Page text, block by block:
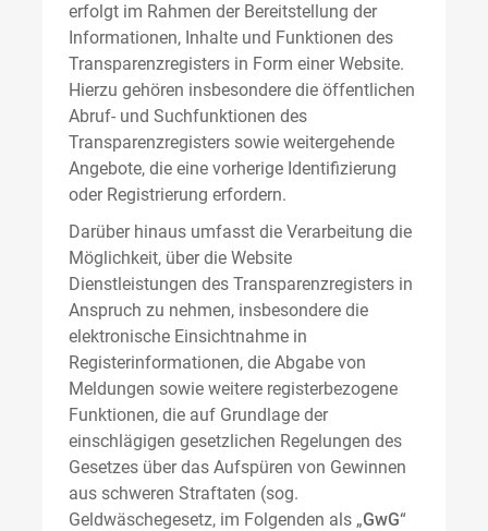
erfolgt im Rahmen der Bereitstellung der
Informationen, Inhalte und Funktionen des
Transparenzregisters in Form einer Website.
Hierzu gehören insbesondere die öffentlichen
Abruf- und Suchfunktionen des
Transparenzregisters sowie weitergehende
Angebote, die eine vorherige Identifizierung
oder Registrierung erfordern.
Darüber hinaus umfasst die Verarbeitung die
Möglichkeit, über die Website
Dienstleistungen des Transparenzregisters in
Anspruch zu nehmen, insbesondere die
elektronische Einsichtnahme in
Registerinformationen, die Abgabe von
Meldungen sowie weitere registerbezogene
Funktionen, die auf Grundlage der
einschlägigen gesetzlichen Regelungen des
Gesetzes über das Aufspüren von Gewinnen
aus schweren Straftaten (sog.
Geldwäschegesetz, im Folgenden als „GwG“